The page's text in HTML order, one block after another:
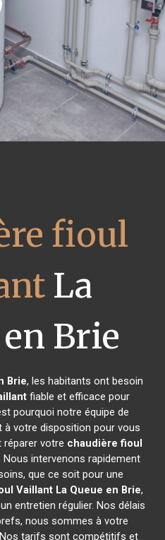
fioul
La
Brie
Brie, les habitants ont besoin
fiable et efficace pour
pourquoi notre équipe de
à votre disposition pour vous
réparer votre chaudière fioul
Nous intervenons rapidement
que ce soit pour une
Vaillant La Queue en Brie,
entretien régulier. Nos délais
nous sommes à votre
tarifs sont compétitifs et